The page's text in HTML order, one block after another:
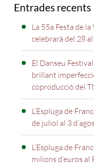
Entrades recents
La 55a Festa de
celebrarà del 28 al
El Danseu
brillant
coproducció del
L’Espluga de
de juliol al 3
L’Espluga de
milions d’euros al